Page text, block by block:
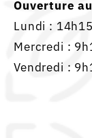
Ouverture
Lundi :
Mercredi :
Vendredi :